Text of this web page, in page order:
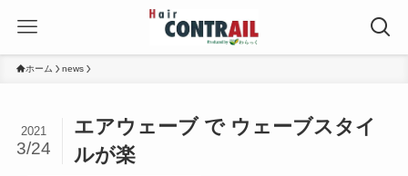
ホーム news
エアウェーブ で ウェーブスタイ
ルが楽
2021
3/24